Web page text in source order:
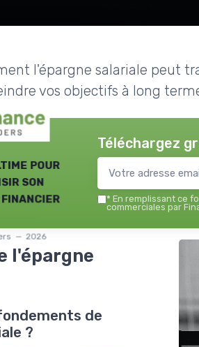
l'épargne salariale peut
vos objectifs à long
pour
son
— 2026
Téléchargez
* En remplissant ce
commerciales par
l'épargne
de
?